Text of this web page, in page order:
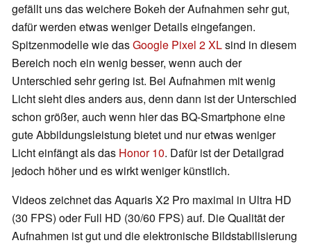
gefällt uns das weichere Bokeh der Aufnahmen sehr gut,
dafür werden etwas weniger Details eingefangen.
Spitzenmodelle wie dasGoogle Pixel 2 XLsind in diesem
Bereich noch ein wenig besser, wenn auch der
Unterschied sehr gering ist. Bei Aufnahmen mit wenig
Licht sieht dies anders aus, denn dann ist der Unterschied
schon größer, auch wenn hier das BQ-Smartphone eine
gute Abbildungsleistung bietet und nur etwas weniger
Licht einfängt als das Honor 10. Dafür ist der Detailgrad
jedoch höher und es wirkt weniger künstlich.
Videos zeichnet das Aquaris X2 Pro maximal in Ultra HD
(30 FPS) oder Full HD (30/60 FPS) auf. Die Qualität der
Aufnahmen ist gut und die elektronische Bildstabilisierung